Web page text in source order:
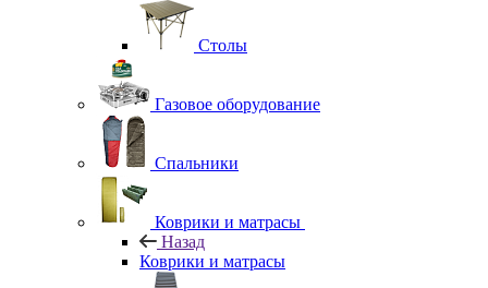
Столы
Газовое оборудование
Спальники
Коврики и матрасы
Назад
Коврики и матрасы